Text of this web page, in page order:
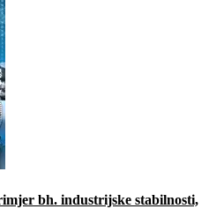
bh. industrijske stabilnosti,